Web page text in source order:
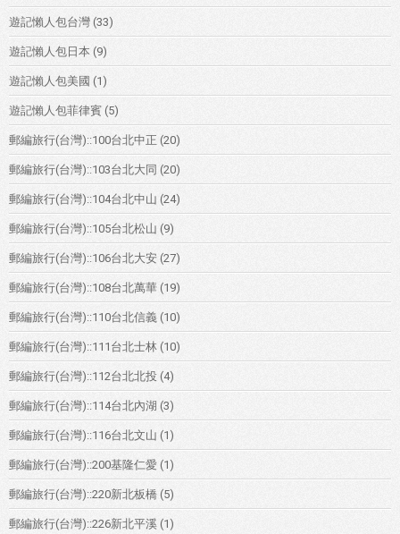
遊記懶人包台灣 (33)
遊記懶人包日本 (9)
遊記懶人包美國 (1)
遊記懶人包菲律賓 (5)
郵編旅行(台灣)::100台北中正 (20)
郵編旅行(台灣)::103台北大同 (20)
郵編旅行(台灣)::104台北中山 (24)
郵編旅行(台灣)::105台北松山 (9)
郵編旅行(台灣)::106台北大安 (27)
郵編旅行(台灣)::108台北萬華 (19)
郵編旅行(台灣)::110台北信義 (10)
郵編旅行(台灣)::111台北士林 (10)
郵編旅行(台灣)::112台北北投 (4)
郵編旅行(台灣)::114台北內湖 (3)
郵編旅行(台灣)::116台北文山 (1)
郵編旅行(台灣)::200基隆仁愛 (1)
郵編旅行(台灣)::220新北板橋 (5)
郵編旅行(台灣)::226新北平溪 (1)